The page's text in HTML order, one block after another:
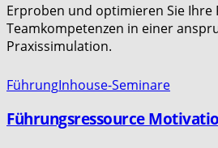
Erproben und optimieren Sie Ihre
Teamkompetenzen in einer
Praxissimulation.
FührungInhouse-Seminare
Führungsressource